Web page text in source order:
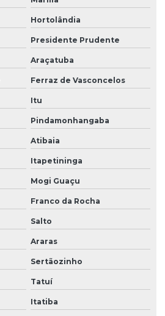
Hortolândia
Presidente Prudente
Araçatuba
Ferraz de Vasconcelos
Itu
Pindamonhangaba
Atibaia
Itapetininga
Mogi Guaçu
Franco da Rocha
Salto
Araras
Sertãozinho
Tatuí
Itatiba